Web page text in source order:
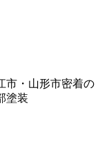
市・山形市密着の
塗装